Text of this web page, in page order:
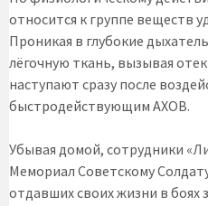
относится к группе веществ
Проникая в глубокие
лёгочную ткань, вызывая
наступают сразу после
быстродействующим АХОВ.
Убывая домой, сотрудники
Мемориал Советскому
отдавших своих жизни в боях